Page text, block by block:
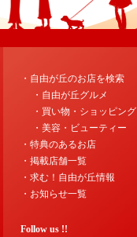
・自由が丘のお店を検索
・自由が丘グルメ
・買い物・ショッピング
・美容・ビューティー
・特典のあるお店
・掲載店舗一覧
・求む！自由が丘情報
・お知らせ一覧
Follow us !!